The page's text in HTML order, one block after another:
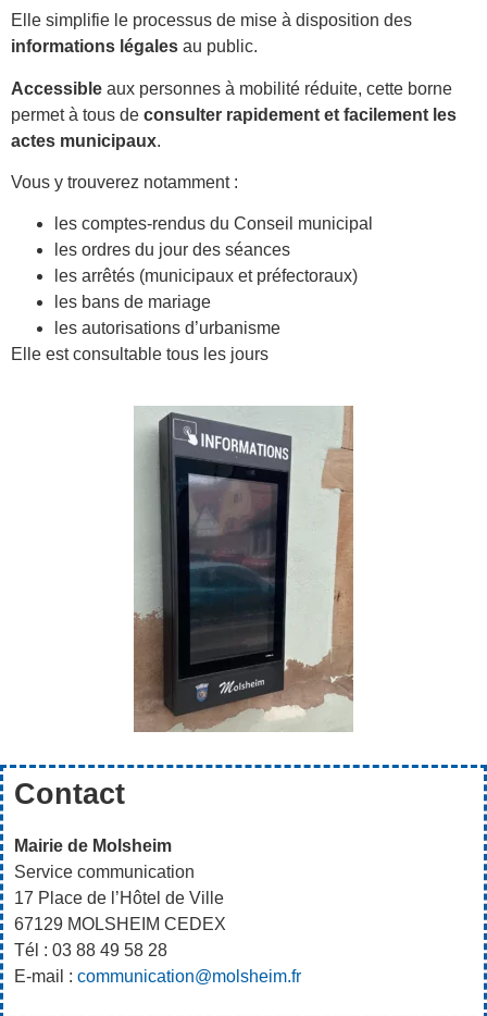
Elle simplifie le processus de mise à disposition des
informations légales au public.
Accessible aux personnes à mobilité réduite, cette borne
permet à tous de consulter rapidement et facilement les
actes municipaux.
Vous y trouverez notamment :
les comptes-rendus du Conseil municipal
les ordres du jour des séances
les arrêtés (municipaux et préfectoraux)
les bans de mariage
les autorisations d’urbanisme
Elle est consultable tous les jours
Contact
Mairie de Molsheim
Service communication
17 Place de l’Hôtel de Ville
67129 MOLSHEIM CEDEX
Tél : 03 88 49 58 28
E-mail : communication@molsheim.fr